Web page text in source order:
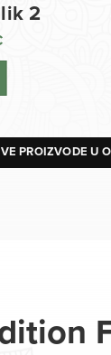
2
138,00 €
PROIZVODE U